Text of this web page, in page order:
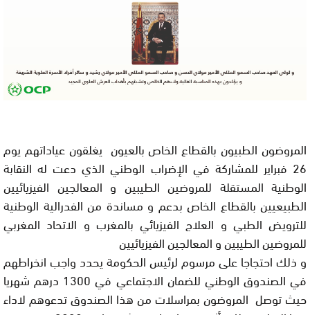
المروضون الطبيون بالقطاع الخاص بالعيون يغلقون عياداتهم يوم
26 فبراير للمشاركة في الإضراب الوطني الذي دعت له النقابة
الوطنية المستقلة للمروضين الطيبين و المعالجين الفيزيائيين
الطبيعيين بالقطاع الخاص بدعم و مساندة من الفدرالية الوطنية
للترويض الطبي و العلاج الفيزيائي بالمغرب و الاتحاد المغربي
للمروضين الطيبين و المعالجين الفيزيائيين
و ذلك احتجاجا على مرسوم لرئيس الحكومة يحدد واجب انخراطهم
في الصندوق الوطني للضمان الاجتماعي في 1300 درهم شهريا
حيث توصل المروضون بمراسلات من هذا الصندوق تدعوهم لاداء